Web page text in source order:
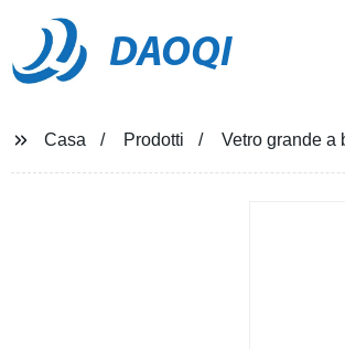
DAOQI
Casa Prodotti Vetro grande a